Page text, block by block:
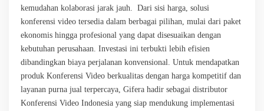
kemudahan kolaborasi jarak jauh. Dari sisi harga, solusi
konferensi video tersedia dalam berbagai pilihan, mulai dari paket
ekonomis hingga profesional yang dapat disesuaikan dengan
kebutuhan perusahaan. Investasi ini terbukti lebih efisien
dibandingkan biaya perjalanan konvensional. Untuk mendapatkan
produk Konferensi Video berkualitas dengan harga kompetitif dan
layanan purna jual terpercaya, Gifera hadir sebagai distributor
Konferensi Video Indonesia yang siap mendukung implementasi